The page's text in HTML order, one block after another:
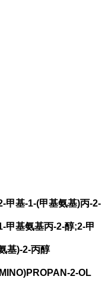
甲基-1-(甲基氨基)丙-2-
甲基氨基丙-2-醇;2-甲
基)-2-丙醇
2-OL